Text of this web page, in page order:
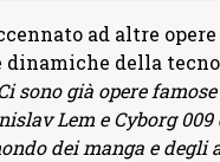
ad altre
dinamiche della
sono già opere
Lem e Cyborg
dei manga e degli